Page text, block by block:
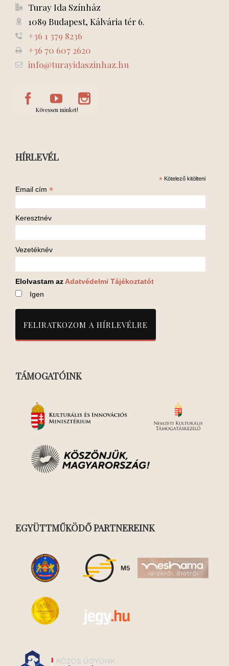
Turay Ida Színház
1089 Budapest, Kálvária tér 6.
+36 1 379 8236
+36 70 607 2620
info@turayidaszinhaz.hu
Kövessen minket!
HÍRLEVÉL
* Kötelező kitölteni
Email cím *
Keresztnév
Vezetéknév
Elolvastam az Adatvédelmi Tájékoztatót
Igen
TÁMOGATÓINK
EGYÜTTMŰKÖDŐ PARTNEREINK